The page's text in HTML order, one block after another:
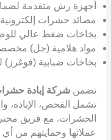
أجهزة رش متقدمة
مصائد حشرات إلكترونية
بخاخات ضغط عالي
مواد هلامية (جل)
بخاخات ضبابية (فوغرز)
تضمن شركة إبادة
تشمل الفحص، الإبادة،
الحشرات. مع فريق
عملائها وحمايتهم من